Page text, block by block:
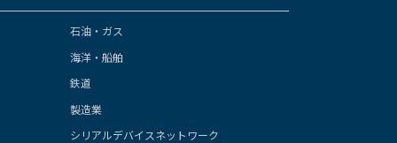
石油・ガス
海洋・船舶
鉄道
製造業
シリアルデバイスネットワーク